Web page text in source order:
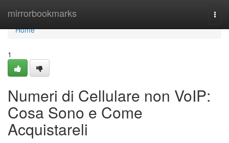
mirrorbookmarks
Home
Home
1
Numeri di Cellulare non VoIP:
Cosa Sono e Come
Acquistareli